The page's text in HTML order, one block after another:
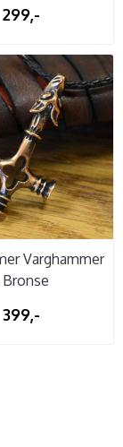
299,-
Varghammer
Bronse
399,-